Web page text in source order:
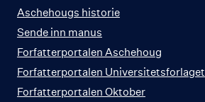
Aschehougs historie
Sende inn manus
Forfatterportalen Aschehoug
Forfatterportalen Universitetsforlaget
Forfatterportalen Oktober